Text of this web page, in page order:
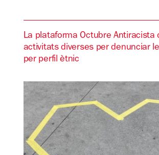
La plataforma Octubre Antiracista
activitats diverses per denunciar
per perfil ètnic